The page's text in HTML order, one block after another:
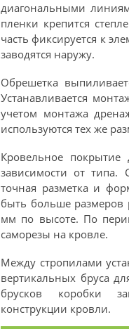
диагональными
пленки крепится
часть фиксируется к
заводятся наружу.
Обрешетка
Устанавливается
учетом монтажа
используются тех же
Кровельное покрытие
зависимости от типа.
точная разметка и
быть больше
мм по высоте. По
саморезы на кровле.
Между стропилами
вертикальных бруса
брусков коробки
конструкции кровли.